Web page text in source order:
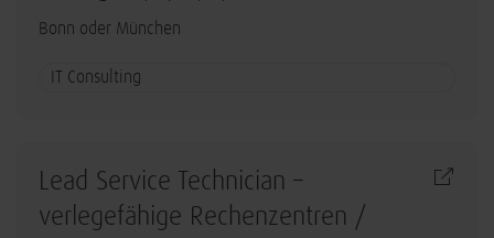
Bonn oder München
IT Consulting
Lead Service Technician –
verlegefähige Rechenzentren /